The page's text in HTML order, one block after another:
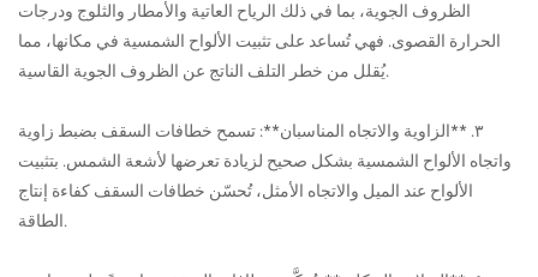
الظروف الجوية، بما في ذلك الرياح العاتية والأمطار والثلوج ودرجات
الحرارة القصوى. فهي تُساعد على تثبيت الألواح الشمسية في مكانها، مما
يُقلل من خطر التلف الناتج عن الظروف الجوية القاسية.
٣. **الزاوية والاتجاه المناسبان**: تسمح خطافات السقف بضبط زاوية
واتجاه الألواح الشمسية بشكل صحيح لزيادة تعرضها لأشعة الشمس. بتثبيت
الألواح عند الميل والاتجاه الأمثل، تُحسّن خطافات السقف كفاءة إنتاج
الطاقة.